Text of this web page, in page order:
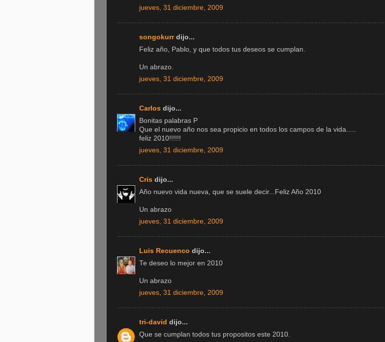
jueves, 31 diciembre, 2009
songokurrdijo...
Feliz año, Pablo, y que todos tus deseos se cumplan.
Un abrazo.
jueves, 31 diciembre, 2009
Carlos dijo...
Bonitas palabras P
Que el nuevo año nos sea propicio en todos los campos de la vida.....
feliz 2010!!!!!!
jueves, 31 diciembre, 2009
Cris dijo...
Año nuevo vida nueva, que se suele decir...Feliz Año 2010
Un abrazo
jueves, 31 diciembre, 2009
Luis Recuenco dijo...
Te deseo lo mejor en 2010
Un abrazo
jueves, 31 diciembre, 2009
tri-david dijo...
Que se cumplan todos tus propositos este 2010.